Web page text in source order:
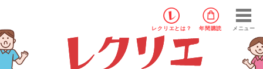
レクリエ とは？ 年間購読 メニュー